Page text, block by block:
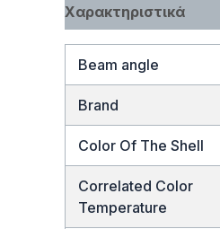
Χαρακτηριστικά
Beam angle
Brand
Color Of The Shell
Correlated Color
Temperature